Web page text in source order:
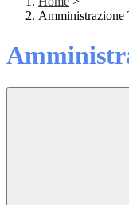
Amministrazione